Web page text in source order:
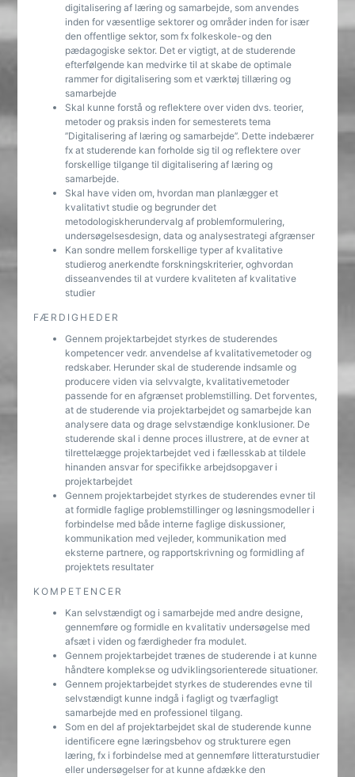
digitalisering af læring og samarbejde, som anvendes
inden for væsentlige sektorer og områder inden for især
den offentlige sektor, som fx folkeskole-og den
pædagogiske sektor. Det er vigtigt, at de studerende
efterfølgende kan medvirke til at skabe de optimale
rammer for digitalisering som et værktøj tillæring og
samarbejde
Skal kunne forstå og reflektere over viden dvs. teorier,
metoder og praksis inden for semesterets tema
’’Digitalisering af læring og samarbejde’’. Dette indebærer
fx at studerende kan forholde sig til og reflektere over
forskellige tilgange til digitalisering af læring og
samarbejde.
Skal have viden om, hvordan man planlægger et
kvalitativt studie og begrunder det
metodologiskherundervalg af problemformulering,
undersøgelsesdesign, data og analysestrategi afgrænser
Kan sondre mellem forskellige typer af kvalitative
studierog anerkendte forskningskriterier, oghvordan
disseanvendes til at vurdere kvaliteten af kvalitative
studier
FÆRDIGHEDER
Gennem projektarbejdet styrkes de studerendes
kompetencer vedr. anvendelse af kvalitativemetoder og
redskaber. Herunder skal de studerende indsamle og
producere viden via selvvalgte, kvalitativemetoder
passende for en afgrænset problemstilling. Det forventes,
at de studerende via projektarbejdet og samarbejde kan
analysere data og drage selvstændige konklusioner. De
studerende skal i denne proces illustrere, at de evner at
tilrettelægge projektarbejdet ved i fællesskab at tildele
hinanden ansvar for specifikke arbejdsopgaver i
projektarbejdet
Gennem projektarbejdet styrkes de studerendes evner til
at formidle faglige problemstillinger og løsningsmodeller i
forbindelse med både interne faglige diskussioner,
kommunikation med vejleder, kommunikation med
eksterne partnere, og rapportskrivning og formidling af
projektets resultater
KOMPETENCER
Kan selvstændigt og i samarbejde med andre designe,
gennemføre og formidle en kvalitativ undersøgelse med
afsæt i viden og færdigheder fra modulet.
Gennem projektarbejdet trænes de studerende i at kunne
håndtere komplekse og udviklingsorienterede situationer.
Gennem projektarbejdet styrkes de studerendes evne til
selvstændigt kunne indgå i fagligt og tværfagligt
samarbejde med en professionel tilgang.
Som en del af projektarbejdet skal de studerende kunne
identificere egne læringsbehov og strukturere egen
læring, fx i forbindelse med at gennemføre litteraturstudier
eller undersøgelser for at kunne afdække den